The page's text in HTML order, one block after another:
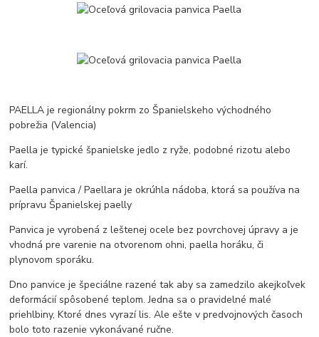
PAELLA je regionálny pokrm zo Španielskeho východného
pobrežia (Valencia)
Paella je typické španielske jedlo z ryže, podobné rizotu alebo
karí.
Paella panvica / Paellara je okrúhla nádoba, ktorá sa používa na
prípravu Španielskej paelly
Panvica je vyrobená z leštenej ocele bez povrchovej úpravy a je
vhodná pre varenie na otvorenom ohni, paella horáku, či
plynovom sporáku.
Dno panvice je špeciálne razené tak aby sa zamedzilo akejkoľvek
deformácií spôsobené teplom. Jedna sa o pravidelné malé
priehlbiny, Ktoré dnes vyrazí lis. Ale ešte v predvojnových časoch
bolo toto razenie vykonávané ručne.